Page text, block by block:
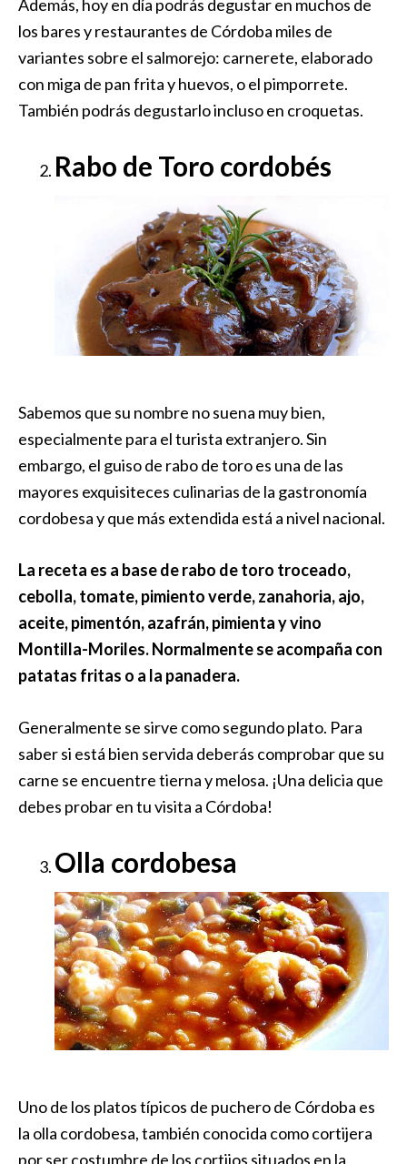
Además, hoy en día podrás degustar en muchos de
los bares y restaurantes de Córdoba miles de
variantes sobre el salmorejo: carnerete, elaborado
con miga de pan frita y huevos, o el pimporrete.
También podrás degustarlo incluso en croquetas.
Rabo de Toro cordobés
Sabemos que su nombre no suena muy bien,
especialmente para el turista extranjero. Sin
embargo, el guiso de rabo de toro es una de las
mayores exquisiteces culinarias de la gastronomía
cordobesa y que más extendida está a nivel nacional.
La receta es a base de rabo de toro troceado,
cebolla, tomate, pimiento verde, zanahoria, ajo,
aceite, pimentón, azafrán, pimienta y vino
Montilla-Moriles. Normalmente se acompaña con
patatas fritas o a la panadera.
Generalmente se sirve como segundo plato. Para
saber si está bien servida deberás comprobar que su
carne se encuentre tierna y melosa. ¡Una delicia que
debes probar en tu visita a Córdoba!
Olla cordobesa
Uno de los platos típicos de puchero de Córdoba es
la olla cordobesa, también conocida como cortijera
por ser costumbre de los cortijos situados en la